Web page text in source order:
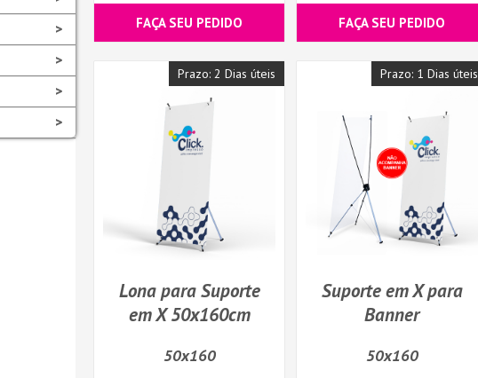
FAÇA SEU PEDIDO FAÇA SEU PEDIDO
Prazo: 2 Dias úteis
Lona para Suporte
em X 50x160cm
50x160
Prazo: 1 Dias úteis
Suporte em X para
Banner
50x160